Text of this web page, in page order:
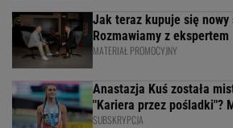
Jak teraz kupuje się nowy
Rozmawiamy z ekspertem
MATERIAŁ PROMOCYJNY
Anastazja Kuś została
"Kariera przez pośladki"?
SUBSKRYPCJA